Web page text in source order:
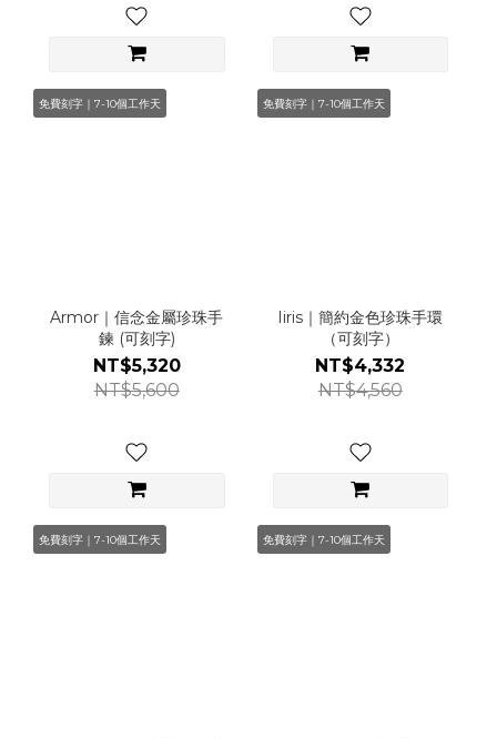
免費刻字｜7-10個工作天
Armor｜信念金屬珍珠手
鍊 (可刻字)
NT$5,320
NT$5,600
免費刻字｜7-10個工作天
Iiris｜簡約金色珍珠手環
（可刻字）
NT$4,332
NT$4,560
免費刻字｜7-10個工作天 免費刻字｜7-10個工作天